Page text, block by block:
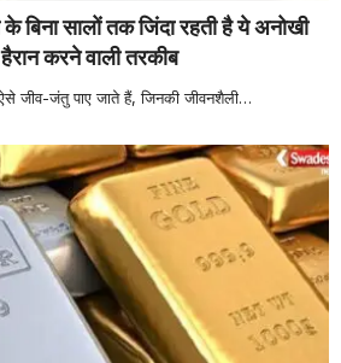
सालों तक जिंदा रहती है ये अनोखी
करने वाली तरकीब
जीव-जंतु पाए जाते हैं, जिनकी जीवनशैली…